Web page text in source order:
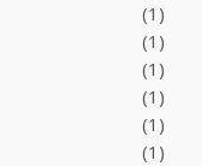
(1)
(1)
(1)
(1)
(1)
(1)